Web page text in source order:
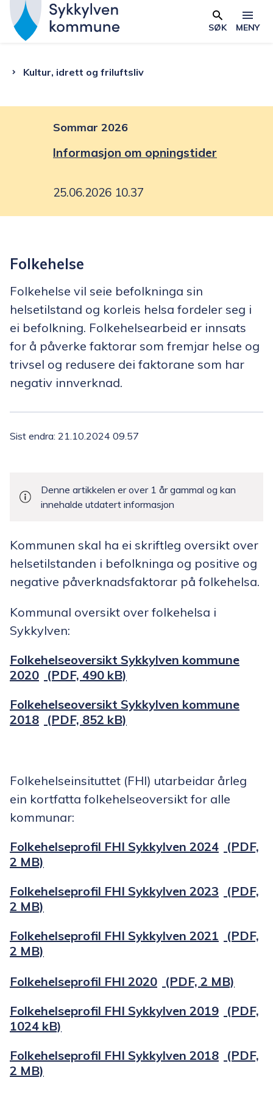
y
v
e
k
m
m
Skjema
SØK MENY
Du Kultur, idrett og friluftsliv
Sommar 2026
Informasjon om opningstider
25.06.2026 10.37
Folkehelse
Folkehelse vil seie befolkninga sin
helsetilstand og korleis helsa fordeler seg i
ei befolkning. Folkehelsearbeid er innsats
for å påverke faktorar som fremjar helse og
trivsel og redusere dei faktorane som har
negativ innverknad.
Sist endra 21.10.2024 09.57
Denne artikkelen er over 1 år gammal og kan
innehalde utdatert informasjon
Kommunen skal ha ei skriftleg oversikt over
helsetilstanden i befolkninga og positive og
negative påverknadsfaktorar på folkehelsa.
Kommunal oversikt over folkehelsa i
Sykkylven:
Folkehelseoversikt Sykkylven kommune
2020 (PDF, 490 kB)
Folkehelseoversikt Sykkylven kommune
2018 (PDF, 852 kB)
Folkehelseinsituttet (FHI) utarbeidar årleg
ein kortfatta folkehelseoversikt for alle
kommunar:
Folkehelseprofil FHI Sykkylven 2024 (PDF,
2 MB)
Folkehelseprofil FHI Sykkylven 2023
(PDF,
2 MB)
Folkehelseprofil FHI Sykkylven 2021
(PDF,
2 MB)
Folkehelseprofil FHI 2020 (PDF, 2 MB)
Folkehelseprofil FHI Sykkylven 2019 (PDF,
1024 kB)
Folkehelseprofil FHI Sykkylven 2018 (PDF,
2 MB)